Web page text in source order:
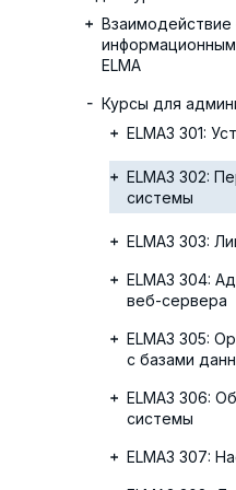
Взаимодействие
ELMA
Курсы для
ELMA3 301:
ELMA3 302:
системы
ELMA3 303:
ELMA3 304:
веб-сервера
ELMA3 305:
с базами
ELMA3 306:
системы
ELMA3 307: